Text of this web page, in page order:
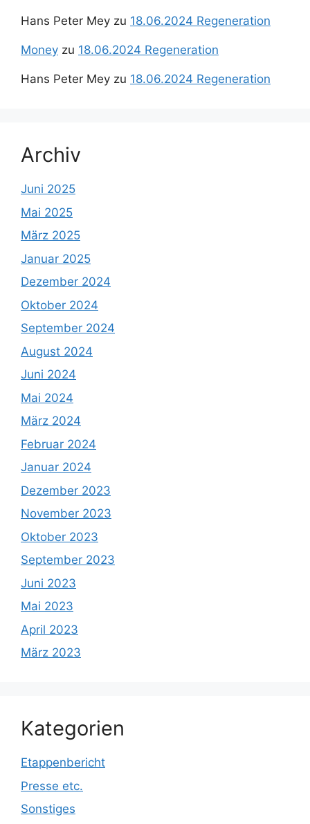
Hans Peter Mey zu 18.06.2024 Regeneration
Money zu 18.06.2024 Regeneration
Hans Peter Mey zu 18.06.2024 Regeneration
Archiv
Juni 2025
Mai 2025
März 2025
Januar 2025
Dezember 2024
Oktober 2024
September 2024
August 2024
Juni 2024
Mai 2024
März 2024
Februar 2024
Januar 2024
Dezember 2023
November 2023
Oktober 2023
September 2023
Juni 2023
Mai 2023
April 2023
März 2023
Kategorien
Etappenbericht
Presse etc.
Sonstiges